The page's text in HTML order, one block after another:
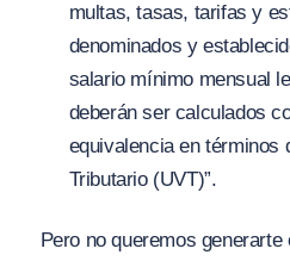
multas, tasas, tarifas y
denominados y
salario mínimo mensual
deberán ser calculados
equivalencia en términos
Tributario (UVT)”.
Pero no queremos